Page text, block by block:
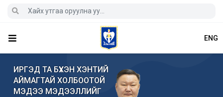
ENG
ИРГЭД ТА БҮХЭН ХЭНТИЙ
АЙМАГТАЙ ХОЛБООТОЙ
МЭДЭЭ МЭДЭЭЛЛИЙГ